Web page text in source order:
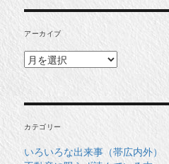
アーカイブ
ア
ー
イ
カテゴリー
いろいろな出来事（帯広内外）